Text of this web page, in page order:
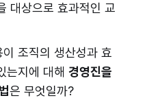
대상으로 효과적인 교
조직의 생산성과 효
는지에 대해 경영진을
은 무엇일까?